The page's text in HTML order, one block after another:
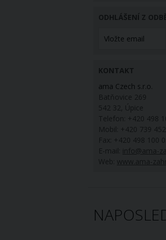
ODHLÁŠENÍ Z
KONTAKT
ama Czech s.r.o.
Batňovice 269
542 32, Úpice
Telefon: +420 498
Mobil: +420 739
Fax: +420 498 100
E-mail: info@ama-
Web:
www.ama-